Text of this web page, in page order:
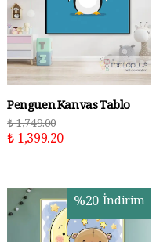
Penguen Kanvas Tablo
₺ 1,749.00
₺ 1,399.20
%20 İndirim